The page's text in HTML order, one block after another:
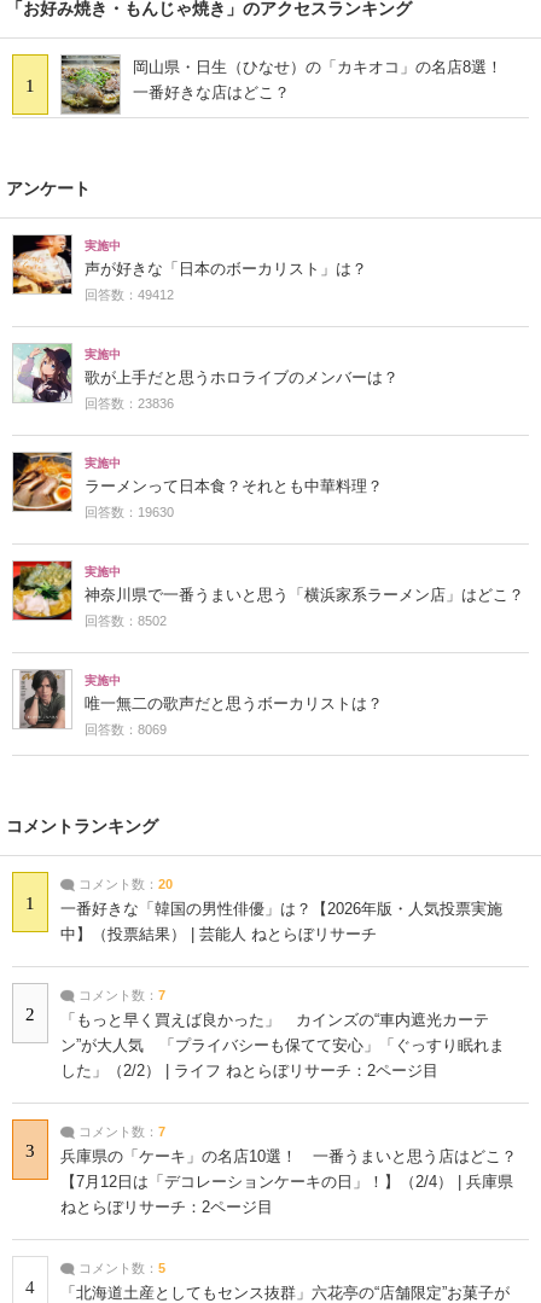
「お好み焼き・もんじゃ焼き」のアクセスランキング
1
岡山県・日生（ひなせ）の「カキオコ」の名店8選！
一番好きな店はどこ？
アンケート
実施中
声が好きな「日本のボーカリスト」は？
回答数：49412
実施中
歌が上手だと思うホロライブのメンバーは？
回答数：23836
実施中
ラーメンって日本食？それとも中華料理？
回答数：19630
実施中
神奈川県で一番うまいと思う「横浜家系ラーメン店」はどこ？
回答数：8502
実施中
唯一無二の歌声だと思うボーカリストは？
回答数：8069
コメントランキング
1
コメント数： 20
一番好きな「韓国の男性俳優」は？【2026年版・人気投票実施
中】（投票結果） | 芸能人 ねとらぼリサーチ
2
コメント数： 7
「もっと早く買えば良かった」 カインズの“車内遮光カーテ
ン”が大人気 「プライバシーも保てて安心」「ぐっすり眠れま
した」（2/2） | ライフ ねとらぼリサーチ：2ページ目
3
コメント数： 7
兵庫県の「ケーキ」の名店10選！ 一番うまいと思う店はどこ？
【7月12日は「デコレーションケーキの日」！】（2/4） | 兵庫県
ねとらぼリサーチ：2ページ目
4
コメント数： 5
「北海道土産としてもセンス抜群」六花亭の“店舗限定”お菓子が